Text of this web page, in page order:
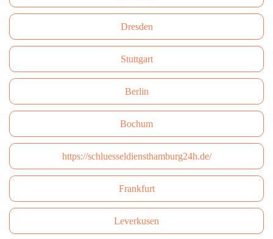
Dresden
Stuttgart
Berlin
Bochum
https://schluesseldiensthamburg24h.de/
Frankfurt
Leverkusen